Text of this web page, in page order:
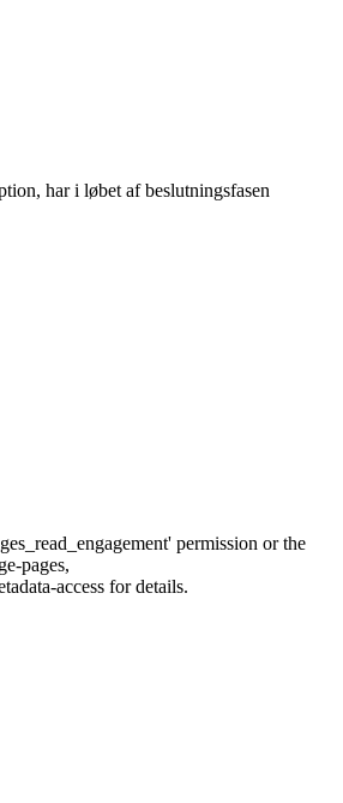
har i løbet af beslutningsfasen
permission or the
pages,
access for details.